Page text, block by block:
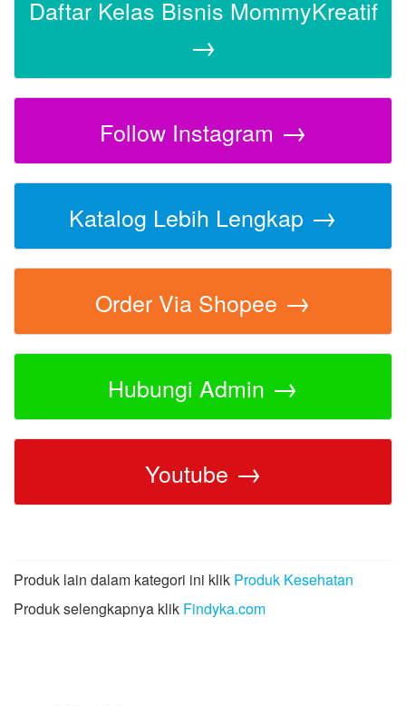
Daftar Kelas Bisnis MommyKreatif
→
Follow Instagram →
Katalog Lebih Lengkap →
Order Via Shopee →
Hubungi Admin →
Youtube →
Produk lain dalam kategori ini klik Produk Kesehatan
Produk selengkapnya klik Findyka.com